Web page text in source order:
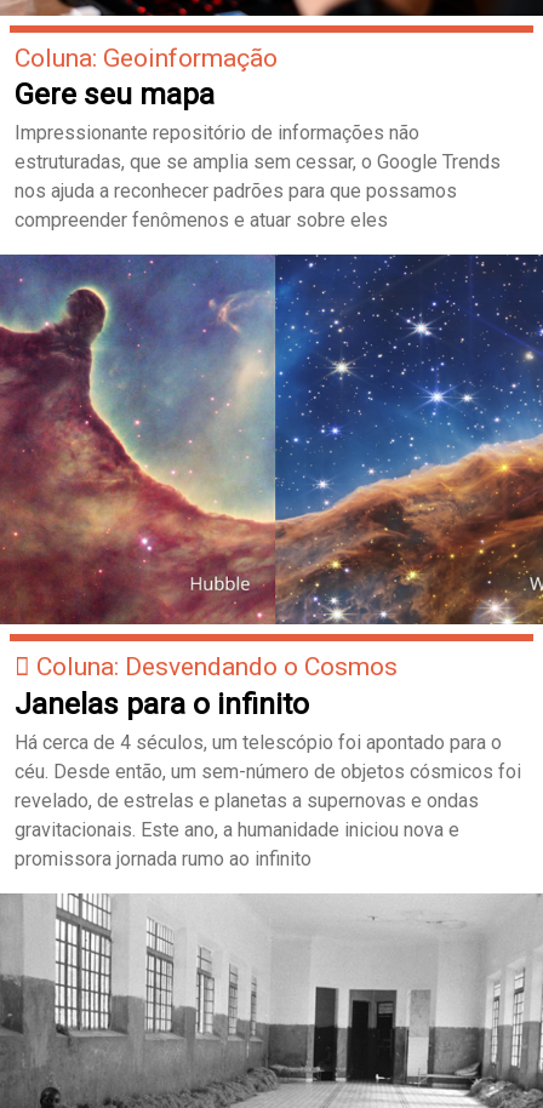
Coluna: Geoinformação
Gere seu mapa
Impressionante repositório de informações não
estruturadas, que se amplia sem cessar, o Google Trends
nos ajuda a reconhecer padrões para que possamos
compreender fenômenos e atuar sobre eles
Coluna: Desvendando o Cosmos
Janelas para o infinito
Há cerca de 4 séculos, um telescópio foi apontado para o
céu. Desde então, um sem-número de objetos cósmicos foi
revelado, de estrelas e planetas a supernovas e ondas
gravitacionais. Este ano, a humanidade iniciou nova e
promissora jornada rumo ao infinito